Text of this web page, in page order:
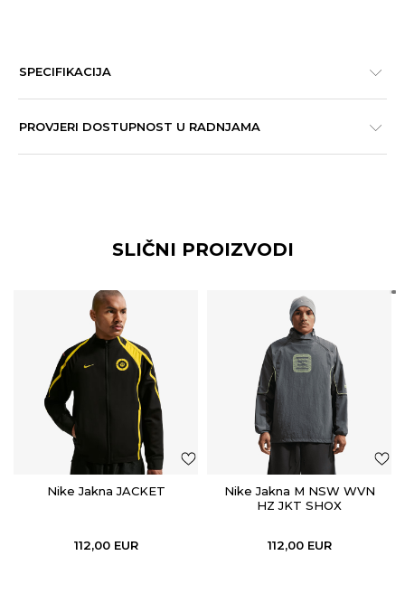
SPECIFIKACIJA
PROVJERI DOSTUPNOST U RADNJAMA
SLIČNI PROIZVODI
Nike Jakna JACKET
112,00 EUR
Nike Jakna M NSW WVN
HZ JKT SHOX
112,00 EUR